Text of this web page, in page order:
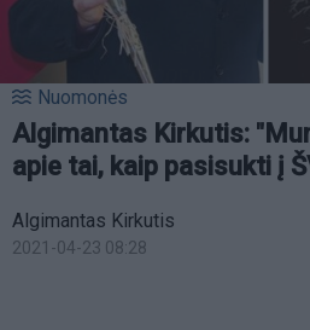
Nuomonės
Algimantas Kirkutis:
apie tai, kaip pasisukti į
Algimantas Kirkutis
2021-04-23 08:28